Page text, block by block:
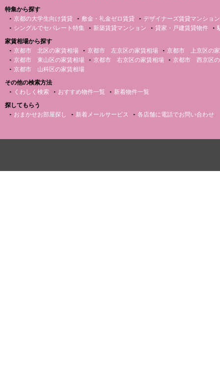
特集から探す
京都の大学生向け賃貸
敷金・礼金ゼロ賃貸
デザイナーズ賃貸マンション
シングルでセパレート特集
新築賃貸マンション 貸家・戸建賃貸物件
家賃相場から探す
京都市 北区の家賃相場
京都市 左京区の家賃相場
京都市 上京区の
京都市 東山区の家賃相場
京都市 右京区の家賃相場
京都市 西京区
京都市 山科区の家賃相場
その他の検索方法
くわしく検索
おすすめ物件一覧
新着物件一覧
探してもらう
おまかせお部屋探し
新着メールサービス 各店舗に電話でお問い合わせ